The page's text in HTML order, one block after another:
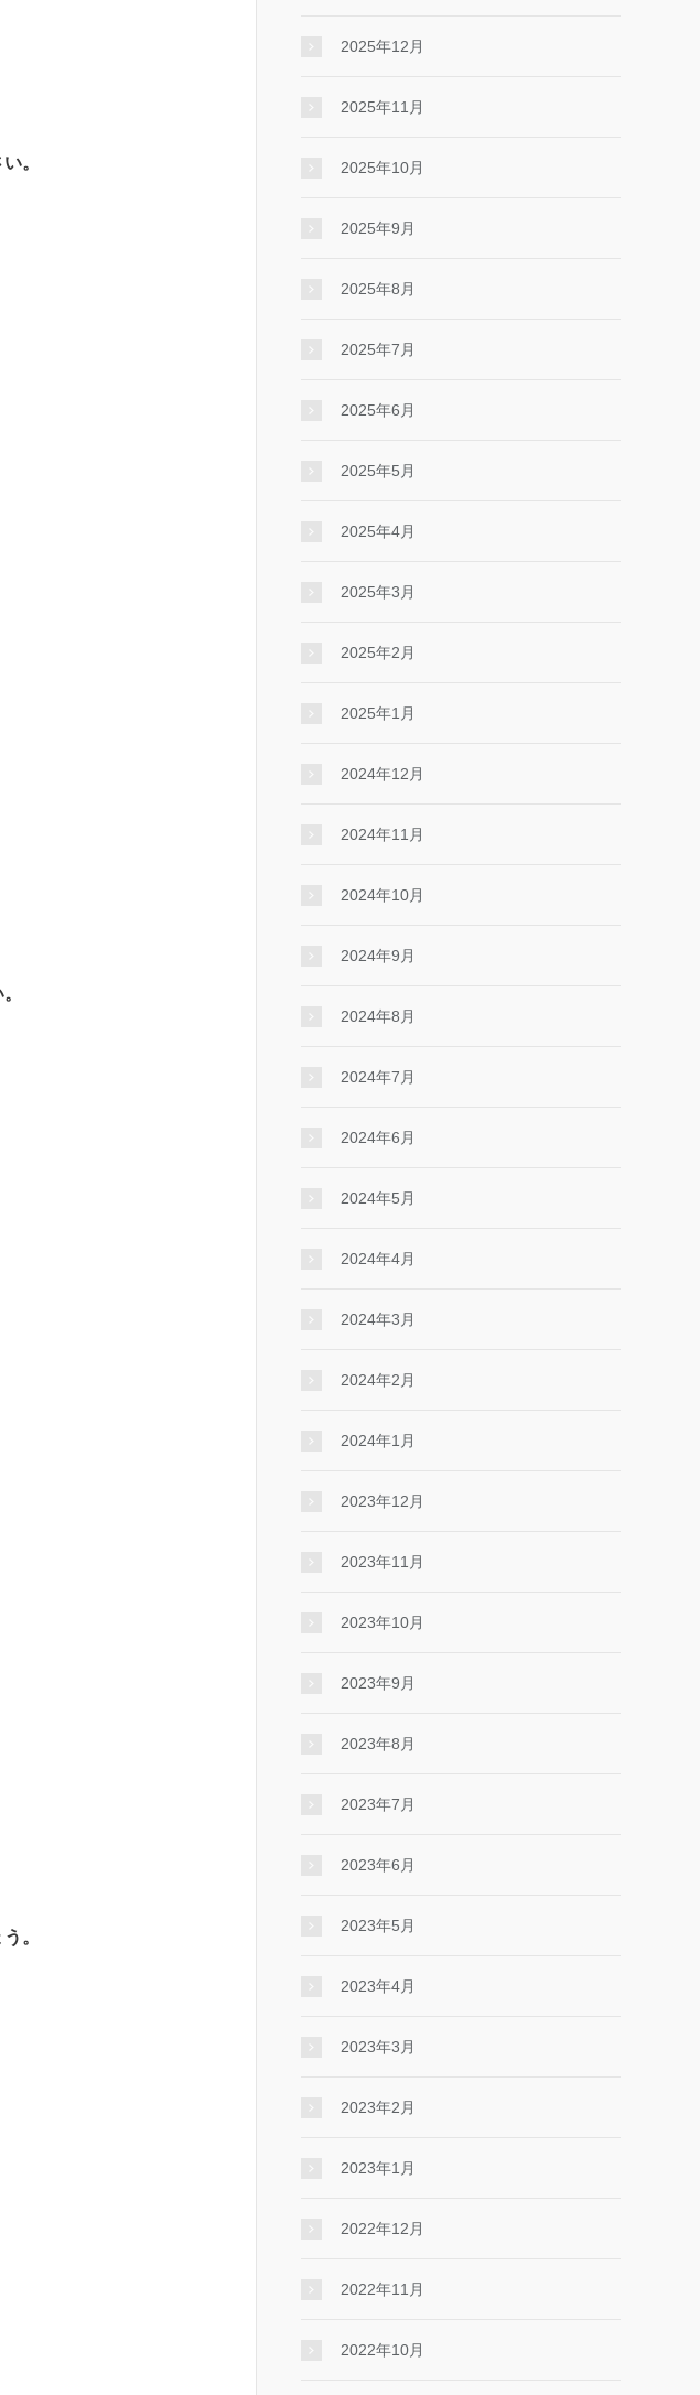
。
。
2025年12月
2025年11月
2025年10月
2025年9月
2025年8月
2025年7月
2025年6月
2025年5月
2025年4月
2025年3月
2025年2月
2025年1月
2024年12月
2024年11月
2024年10月
2024年9月
2024年8月
2024年7月
2024年6月
2024年5月
2024年4月
2024年3月
2024年2月
2024年1月
2023年12月
2023年11月
2023年10月
2023年9月
2023年8月
2023年7月
2023年6月
2023年5月
2023年4月
2023年3月
2023年2月
2023年1月
2022年12月
2022年11月
2022年10月